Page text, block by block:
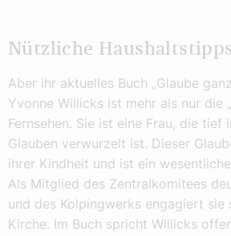
Nützliche
Aber ihr aktuelles Buch „Glaube
Yvonne Willicks ist mehr als nur die
Fernsehen. Sie ist eine Frau, die tief
Glauben verwurzelt ist. Dieser
ihrer Kindheit und ist ein
Als Mitglied des Zentralkomitees
und des Kolpingwerks engagiert sie
Kirche. Im Buch spricht Willicks